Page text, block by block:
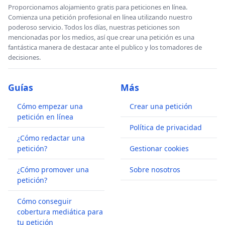
necesitan para volver a crecer, y para suministrar a las
comunidades humanas materiales y energía para llevar
vidas modestas conectadas a sistemas vivientes y
productivos.
Para lograr esto, requerimos de un cambio de
extracción a la preservación de lo que es la riqueza
verdadera: nuestros ecosistemas naturales. En lugar de
hacer un intento de monetizar la naturaleza, debemos
hacer lo opuesto y naturalizar la economía.
Artículo 7Nosotros, los miembros de la familia
humana, nos comprometemos a permitir solo la
agricultura orgánica y tradicional al poner fin a los
métodos de agricultura industrial que han destruido
suelos, propagado toxinas y dañado nuestros
ecosistemas planetarios. Para los pueblos indígenas, la
agricultura orgánica es agricultura convencional. A
Proporcionamos alojamiento gratis para peticiones en línea.
Comienza una petición profesional en línea utilizando nuestro
poderoso servicio. Todos los días, nuestras peticiones son
mencionadas por los medios, así que crear una petición es una
fantástica manera de destacar ante el publico y los tomadores de
decisiones.
Guías
Cómo empezar una
petición en línea
¿Cómo redactar una
petición?
¿Cómo promover una
petición?
Cómo conseguir
cobertura mediática para
tu petición
Más
Crear una petición
Política de privacidad
Gestionar cookies
Sobre nosotros